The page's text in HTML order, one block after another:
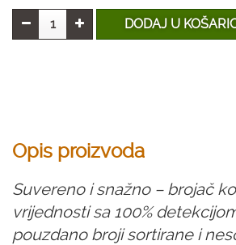
DODAJ U
Opis proizvoda
Suvereno i snažno – brojač
vrijednosti sa 100%
pouzdano broji sortirane i